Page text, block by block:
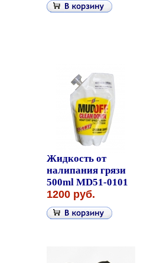
Жидкость от
налипания грязи
500ml MD51-0101
1200 руб.